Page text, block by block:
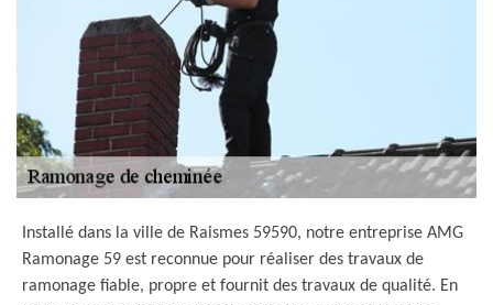
Installé dans la ville de Raismes 59590, notre entreprise AMG
Ramonage 59 est reconnue pour réaliser des travaux de
ramonage fiable, propre et fournit des travaux de qualité. En